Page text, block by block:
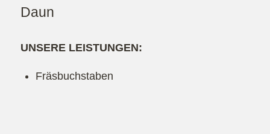
Daun
UNSERE LEISTUNGEN:
Fräsbuchstaben